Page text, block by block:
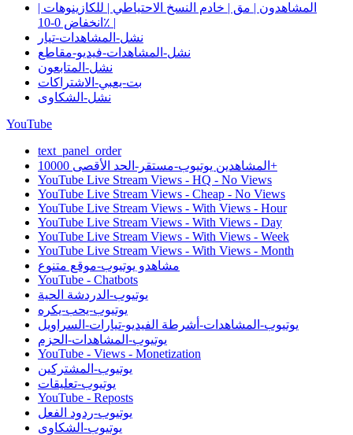
المشاهدون | مق | خادم النسخ الاحتياطي | للكازينوهات |
انخفاض 0-10٪ |
نشل-المشاهدات-تيار
نشل-المشاهدات-فيديو-مقاطع
نشل-المتابعون
بت-يعبي-الاشتراكات
نشل-الشكاوى
YouTube
text_panel_order
المشاهدين يوتيوب-مستقر-الحد الأقصى 10000+
YouTube Live Stream Views - HQ - No Views
YouTube Live Stream Views - Cheap - No Views
YouTube Live Stream Views - With Views - Hour
YouTube Live Stream Views - With Views - Day
YouTube Live Stream Views - With Views - Week
YouTube Live Stream Views - With Views - Month
مشاهدو يوتيوب-موقع متنوع
YouTube - Chatbots
يوتيوب-الدردشة الحية
يوتيوب-يحب-يكره
يوتيوب-المشاهدات-أشرطة الفيديو-تيارات-السراويل
يوتيوب-المشاهدات-الحزم
YouTube - Views - Monetization
يوتيوب-المشتركين
يوتيوب-تعليقات
YouTube - Reposts
يوتيوب-ردود الفعل
يوتيوب-الشكاوى